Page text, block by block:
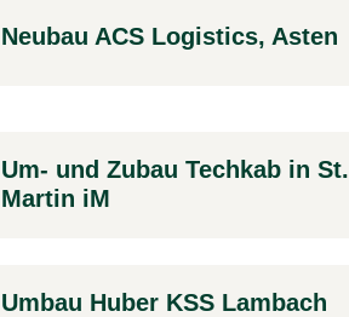
Neubau ACS Logistics, Asten
Um- und Zubau Techkab in St.
Martin iM
Umbau Huber KSS Lambach